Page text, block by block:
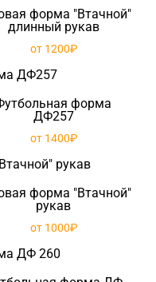
форма "Втачной"
длинный рукав
от 1200₽
форма
ДФ257
от 1400₽
форма "Втачной"
рукав
от 1000₽